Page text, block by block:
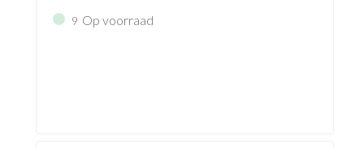
9 Op voorraad